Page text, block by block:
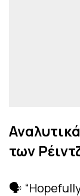
των
🗣️